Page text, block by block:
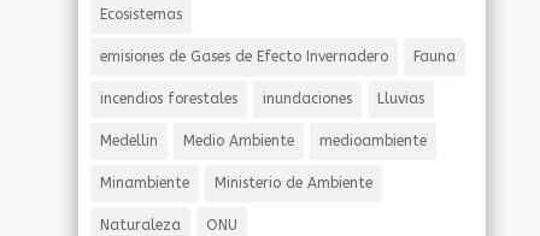
Ecosistemas
emisiones de Gases de Efecto Invernadero Fauna
incendios forestales inundaciones Lluvias
Medellin Medio Ambiente medioambiente
Minambiente Ministerio de Ambiente
Naturaleza ONU